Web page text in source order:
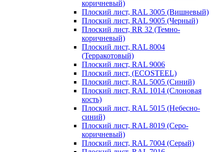
коричневый)
Плоский лист, RAL 3005 (Вишневый)
Плоский лист, RAL 9005 (Черный)
Плоский лист, RR 32 (Темно-
коричневый)
Плоский лист, RAL 8004
(Терракотовый)
Плоский лист, RAL 9006
Плоский лист, (ECOSTEEL)
Плоский лист, RAL 5005 (Синий)
Плоский лист, RAL 1014 (Слоновая
кость)
Плоский лист, RAL 5015 (Небесно-
синий)
Плоский лист, RAL 8019 (Серо-
коричневый)
Плоский лист, RAL 7004 (Серый)